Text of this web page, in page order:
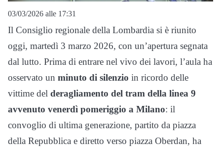
03/03/2026 alle 17:31
Il Consiglio regionale della Lombardia si è riunito
oggi, martedì 3 marzo 2026, con un’apertura segnata
dal lutto. Prima di entrare nel vivo dei lavori, l’aula ha
osservato un minuto di silenzio in ricordo delle
vittime del deragliamento del tram della linea 9
avvenuto venerdì pomeriggio a Milano: il
convoglio di ultima generazione, partito da piazza
della Repubblica e diretto verso piazza Oberdan, ha